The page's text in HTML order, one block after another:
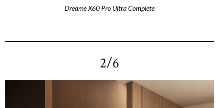
Dreame X60 Pro Ultra Complete
2/6